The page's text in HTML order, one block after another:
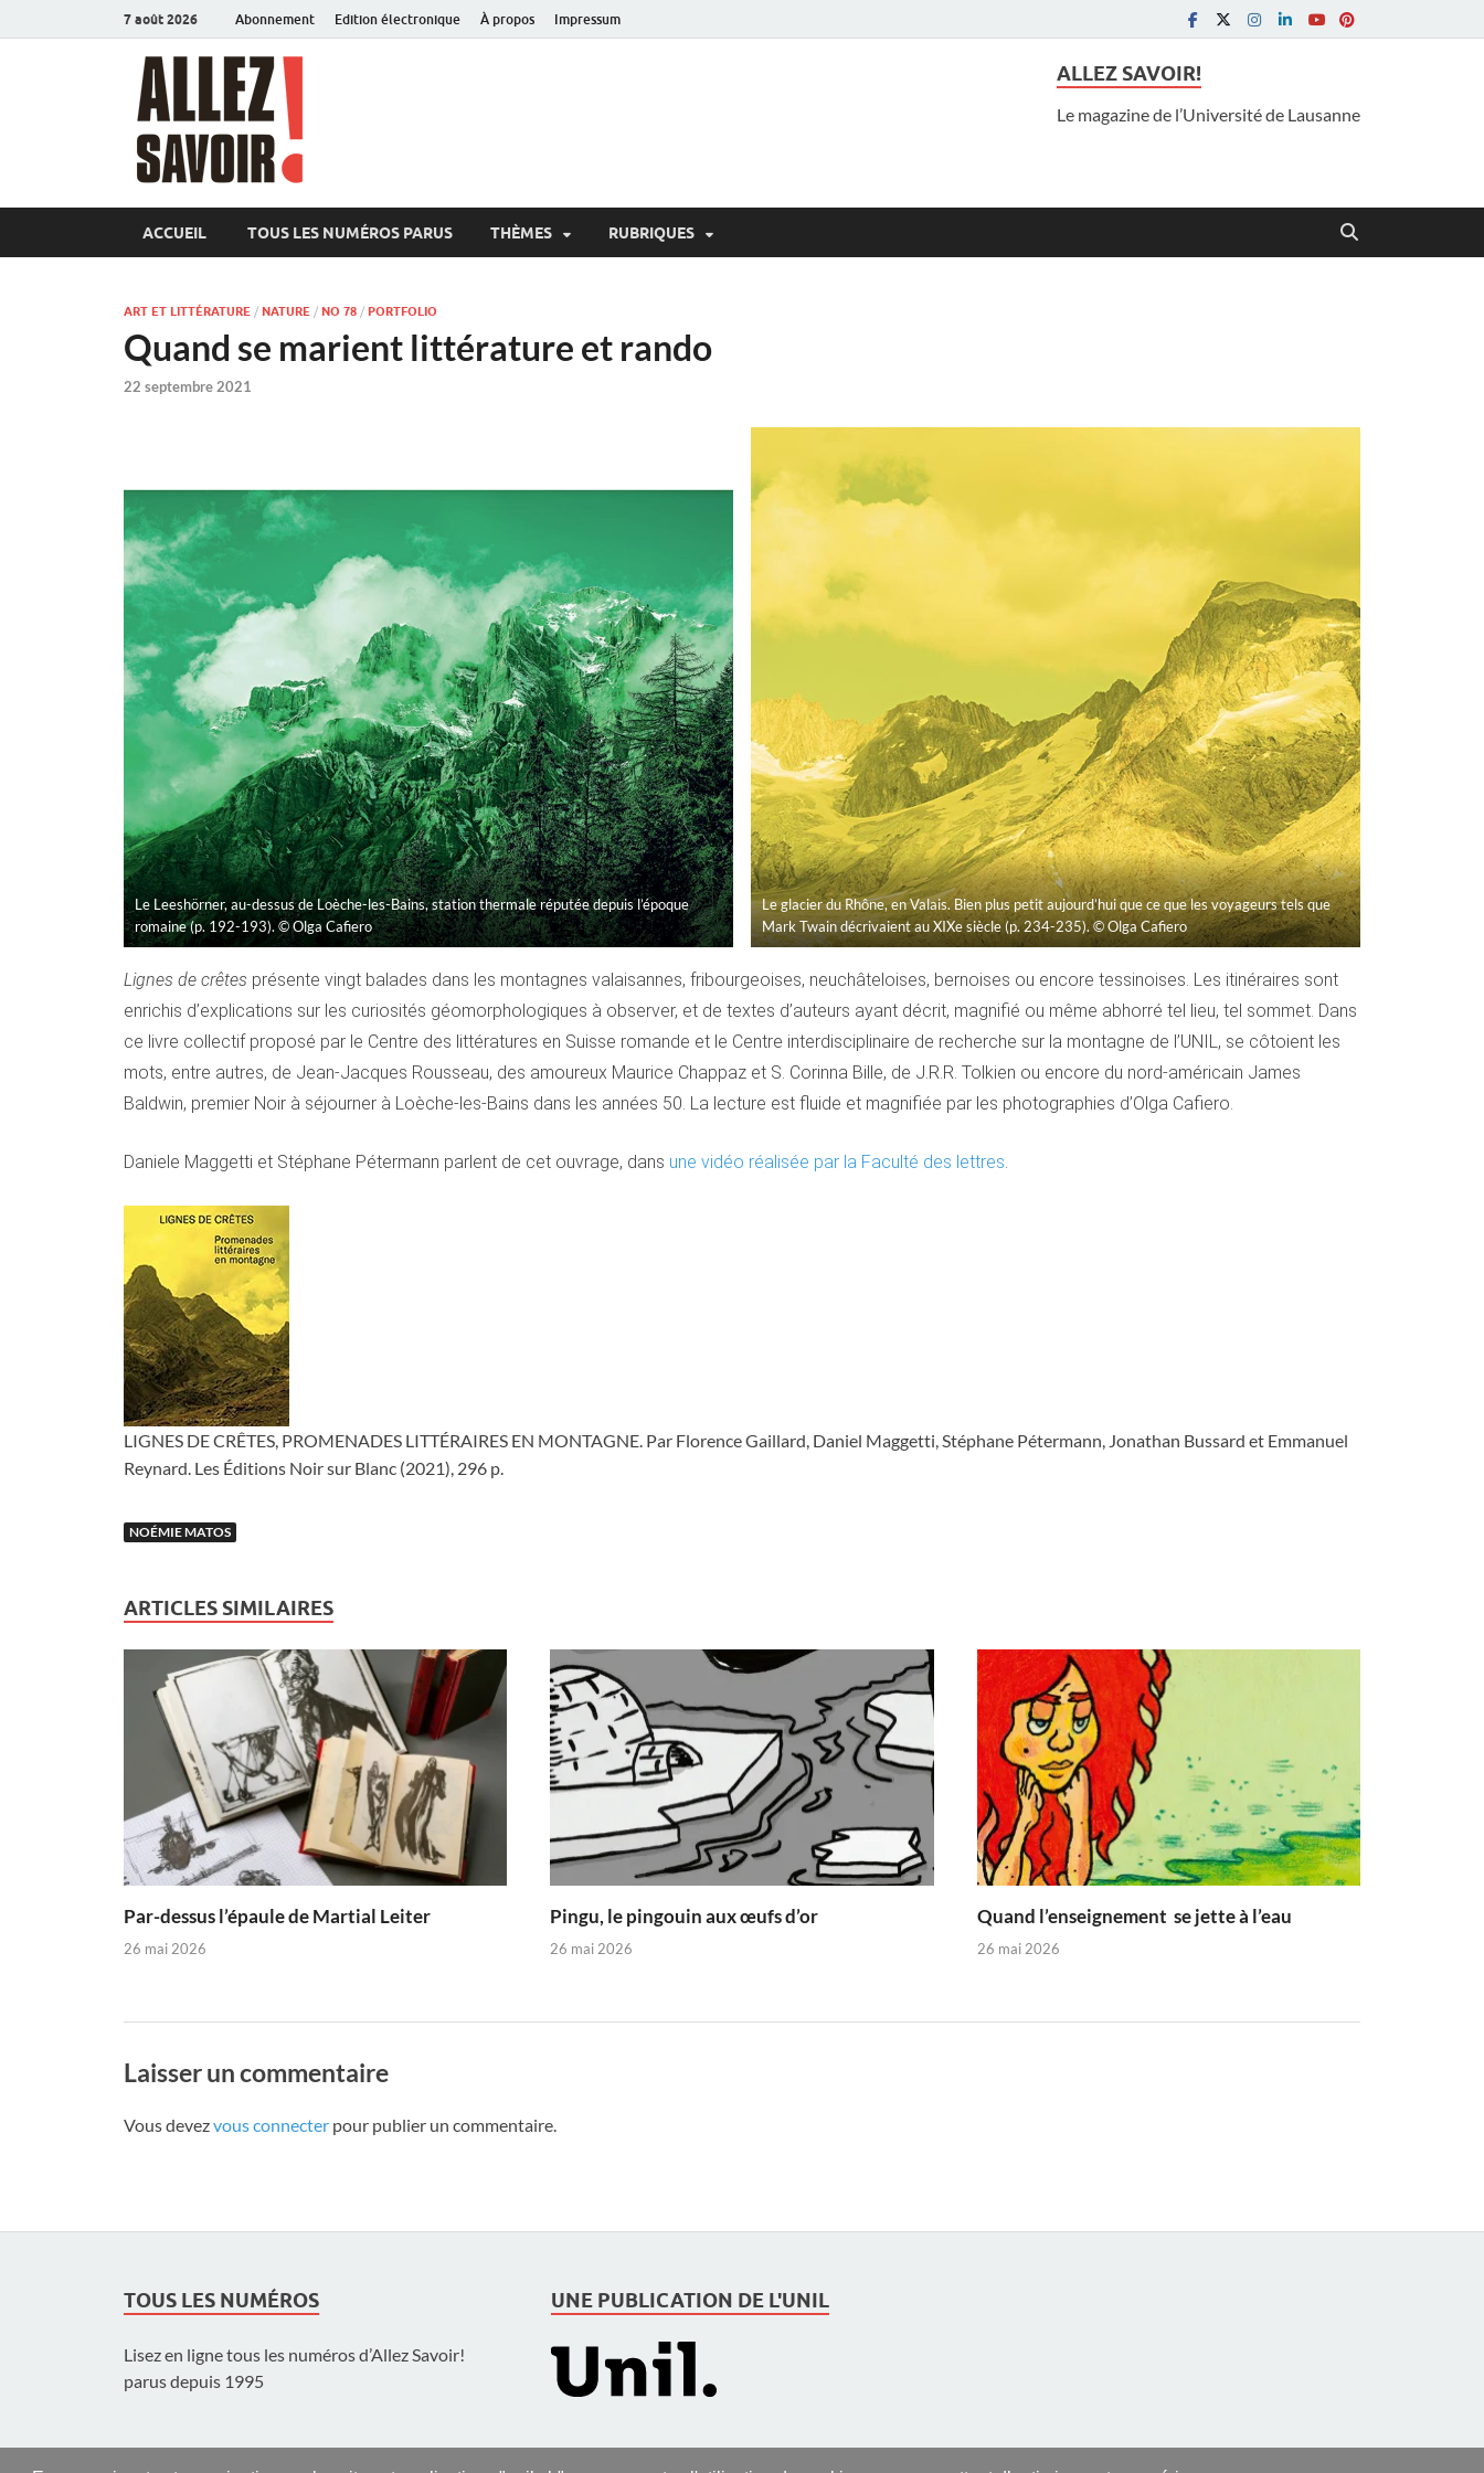
7 août 2026 Abonnement Edition électronique À propos Impressum
ALLEZ SAVOIR!
Le magazine de l’Université de Lausanne
ACCUEIL TOUS LES NUMÉROS PARUS THÈMES RUBRIQUES
ART ET LITTÉRATURE / NATURE / NO 78 / PORTFOLIO
Quand se marient littérature et rando
22 septembre 2021
Le Leeshörner, au-dessus de Loèche-les-Bains, station thermale réputée depuis l’époque
romaine (p. 192-193). © Olga Cafiero
Le glacier du Rhône, en Valais. Bien plus petit aujourd’hui que ce que les voyageurs tels que
Mark Twain décrivaient au XIXe siècle (p. 234-235). © Olga Cafiero
Lignes de crêtes présente vingt balades dans les montagnes valaisannes, fribourgeoises, neuchâteloises, bernoises ou encore tessinoises. Les itinéraires sont
enrichis d’explications sur les curiosités géomorphologiques à observer, et de textes d’auteurs ayant décrit, magnifié ou même abhorré tel lieu, tel sommet. Dans
ce livre collectif proposé par le Centre des littératures en Suisse romande et le Centre interdisciplinaire de recherche sur la montagne de l’UNIL, se côtoient les
mots, entre autres, de Jean-Jacques Rousseau, des amoureux Maurice Chappaz et S. Corinna Bille, de J.R.R. Tolkien ou encore du nord-américain James
Baldwin, premier Noir à séjourner à Loèche-les-Bains dans les années 50. La lecture est fluide et magnifiée par les photographies d’Olga Cafiero.
Daniele Maggetti et Stéphane Pétermann parlent de cet ouvrage, dans une vidéo réalisée par la Faculté des lettres.
LIGNES DE CRÊTES, PROMENADES LITTÉRAIRES EN MONTAGNE. Par Florence Gaillard, Daniel Maggetti, Stéphane Pétermann, Jonathan Bussard et Emmanuel
Reynard. Les Éditions Noir sur Blanc (2021), 296 p.
NOÉMIE MATOS
ARTICLES SIMILAIRES
Par-dessus l’épaule de Martial Leiter
26 mai 2026
Pingu, le pingouin aux œufs d’or
26 mai 2026
Quand l’enseignement se jette à l’eau
26 mai 2026
Laisser un commentaire
Vous devezvous connecter pour publier un commentaire.
TOUS LES NUMÉROS
Lisez en ligne tous les numéros d’Allez Savoir!
parus depuis 1995
UNE PUBLICATION DE L'UNIL